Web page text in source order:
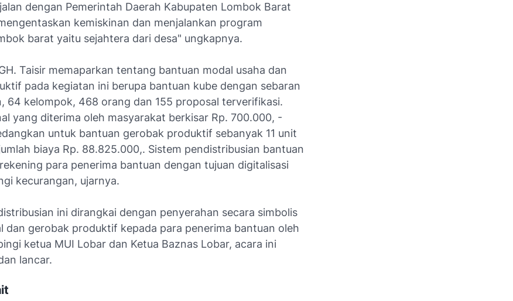
dengan Pemerintah Daerah Kabupaten Lombok Barat
kemiskinan dan menjalankan program
barat yaitu sejahtera dari desa" ungkapnya.
Taisir memaparkan tentang bantuan modal usaha dan
pada kegiatan ini berupa bantuan kube dengan sebaran
64 kelompok, 468 orang dan 155 proposal terverifikasi.
yang diterima oleh masyarakat berkisar Rp. 700.000, -
untuk bantuan gerobak produktif sebanyak 11 unit
biaya Rp. 88.825.000,. Sistem pendistribusian bantuan
para penerima bantuan dengan tujuan digitalisasi
kecurangan, ujarnya.
ini dirangkai dengan penyerahan secara simbolis
dan gerobak produktif kepada para penerima bantuan oleh
ketua MUI Lobar dan Ketua Baznas Lobar, acara ini
lancar.